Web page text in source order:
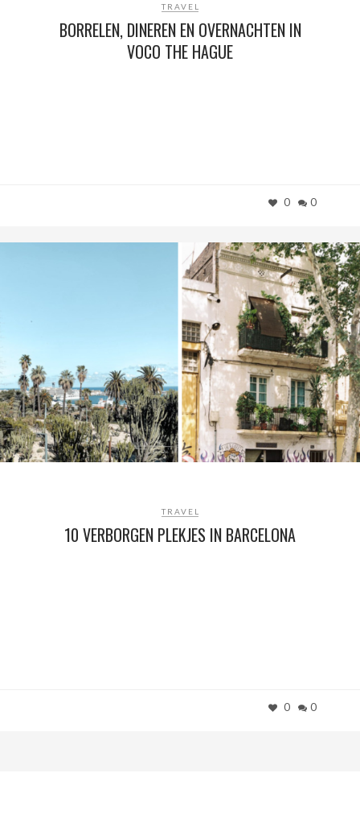
TRAVEL
BORRELEN, DINEREN EN OVERNACHTEN IN
VOCO THE HAGUE
0 0
TRAVEL
10 VERBORGEN PLEKJES IN BARCELONA
0 0